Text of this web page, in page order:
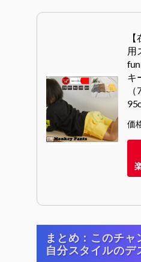
用
キ
価
まとめ：このチャ
自分スタイルのデ